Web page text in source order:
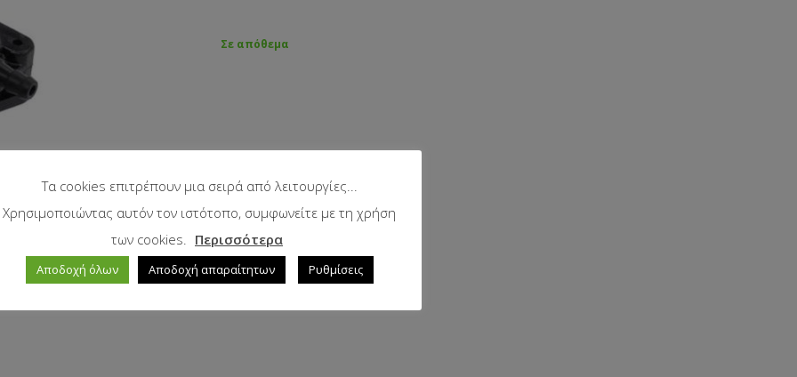
Σε απόθεμα
Τα cookies επιτρέπουν μια σειρά από λειτουργίες...
Χρησιμοποιώντας αυτόν τον ιστότοπο, συμφωνείτε με τη χρήση
των cookies. Περισσότερα
Αποδοχή όλων Αποδοχή απαραίτητων Ρυθμίσεις